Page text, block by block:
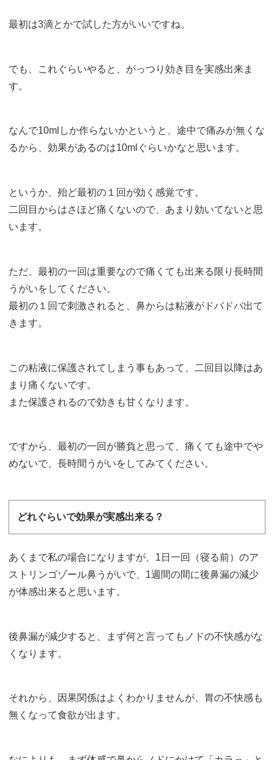
最初は3滴とかで試した方がいいですね。
でも、これぐらいやると、がっつり効き目を実感出来ま
す。
なんで10mlしか作らないかというと、途中で痛みが無くな
るから、効果があるのは10mlぐらいかなと思います。
というか、殆ど最初の１回が効く感覚です。
二回目からはさほど痛くないので、あまり効いてないと思
います。
ただ、最初の一回は重要なので痛くても出来る限り長時間
うがいをしてください。
最初の１回で刺激されると、鼻からは粘液がドバドバ出て
きます。
この粘液に保護されてしまう事もあって、二回目以降はあ
まり痛くないです。
また保護されるので効きも甘くなります。
ですから、最初の一回が勝負と思って、痛くても途中でや
めないで、長時間うがいをしてみてください。
どれぐらいで効果が実感出来る？
あくまで私の場合になりますが、1日一回（寝る前）のア
ストリンゴゾール鼻うがいで、1週間の間に後鼻漏の減少
が体感出来ると思います。
後鼻漏が減少すると、まず何と言ってもノドの不快感がな
くなります。
それから、因果関係はよくわかりませんが、胃の不快感も
無くなって食欲が出ます。